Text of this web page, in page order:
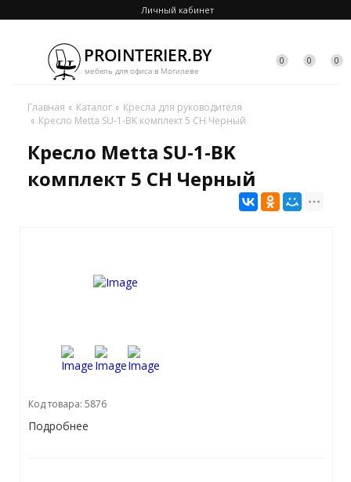
Личный кабинет
0 0 0
Главная Каталог
Кресла для руководителя
Кресло Metta SU-1-BK комплект 5 CH Черный
Кресло Metta SU-1-BK
комплект 5 CH Черный
Код товара: 5876
Подробнее